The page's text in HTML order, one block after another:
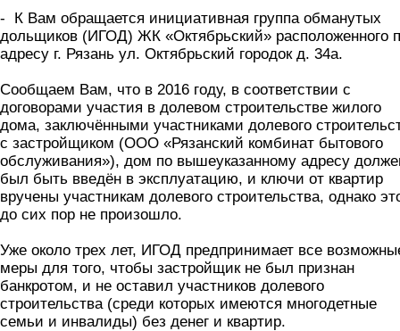
- К Вам обращается инициативная группа обманутых
дольщиков (ИГОД) ЖК «Октябрьский» расположенного
адресу г. Рязань ул. Октябрьский городок д. 34а.
Сообщаем Вам, что в 2016 году, в соответствии с
договорами участия в долевом строительстве жилого
дома, заключёнными участниками долевого
с застройщиком (ООО «Рязанский комбинат бытового
обслуживания»), дом по вышеуказанному адресу
был быть введён в эксплуатацию, и ключи от квартир
вручены участникам долевого строительства, однако
до сих пор не произошло.
Уже около трех лет, ИГОД предпринимает все
меры для того, чтобы застройщик не был признан
банкротом, и не оставил участников долевого
строительства (среди которых имеются многодетные
семьи и инвалиды) без денег и квартир.